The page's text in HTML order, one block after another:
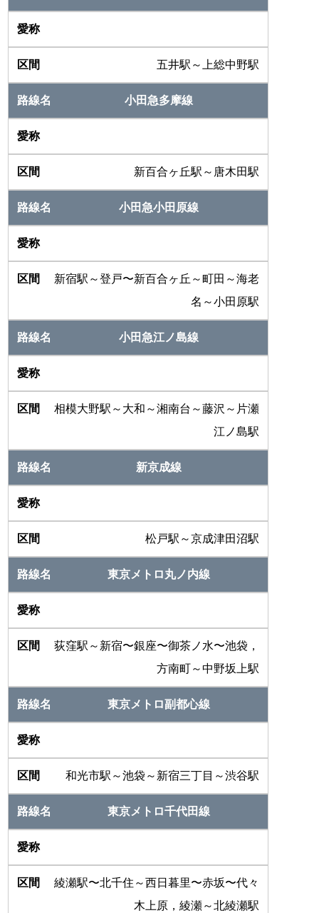
五井駅～上総中野駅
小田急多摩線
新百合ヶ丘駅～唐木田駅
小田急小田原線
新宿駅～登戸〜新百合ヶ丘～町田～海老
名～小田原駅
小田急江ノ島線
相模大野駅～大和～湘南台～藤沢～片瀬
江ノ島駅
新京成線
松戸駅～京成津田沼駅
東京メトロ丸ノ内線
荻窪駅～新宿〜銀座〜御茶ノ水〜池袋，
方南町～中野坂上駅
東京メトロ副都心線
和光市駅～池袋～新宿三丁目～渋谷駅
東京メトロ千代田線
綾瀬駅〜北千住～西日暮里〜赤坂〜代々
木上原，綾瀬～北綾瀬駅